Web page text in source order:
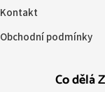
Co dělá
Kontakt
Obchodní podmínky